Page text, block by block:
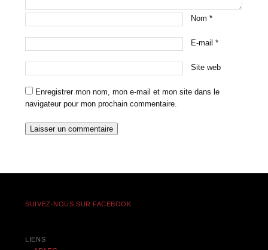
Nom*
E-mail*
Site web
Enregistrer mon nom, mon e-mail et mon site dans le
navigateur pour mon prochain commentaire.
SUIVEZ-NOUS SUR FACEBOOK
LIENS